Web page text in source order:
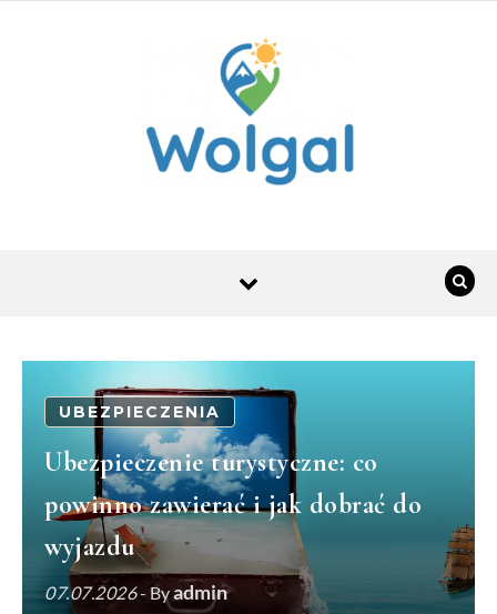
UBEZPIECZENIA
Ubezpieczenie turystyczne: co
powinno zawierać i jak dobrać do
wyjazdu
07.07.2026- Byadmin